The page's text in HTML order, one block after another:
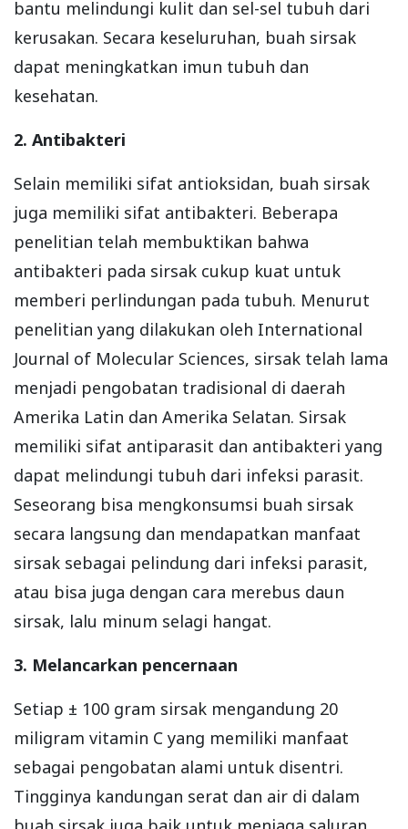
bantu melindungi kulit dan sel-sel tubuh dari
kerusakan. Secara keseluruhan, buah sirsak
dapat meningkatkan imun tubuh dan
kesehatan.
2. Antibakteri
Selain memiliki sifat antioksidan, buah sirsak
juga memiliki sifat antibakteri. Beberapa
penelitian telah membuktikan bahwa
antibakteri pada sirsak cukup kuat untuk
memberi perlindungan pada tubuh. Menurut
penelitian yang dilakukan oleh International
Journal of Molecular Sciences, sirsak telah lama
menjadi pengobatan tradisional di daerah
Amerika Latin dan Amerika Selatan. Sirsak
memiliki sifat antiparasit dan antibakteri yang
dapat melindungi tubuh dari infeksi parasit.
Seseorang bisa mengkonsumsi buah sirsak
secara langsung dan mendapatkan manfaat
sirsak sebagai pelindung dari infeksi parasit,
atau bisa juga dengan cara merebus daun
sirsak, lalu minum selagi hangat.
3. Melancarkan pencernaan
Setiap ± 100 gram sirsak mengandung 20
miligram vitamin C yang memiliki manfaat
sebagai pengobatan alami untuk disentri.
Tingginya kandungan serat dan air di dalam